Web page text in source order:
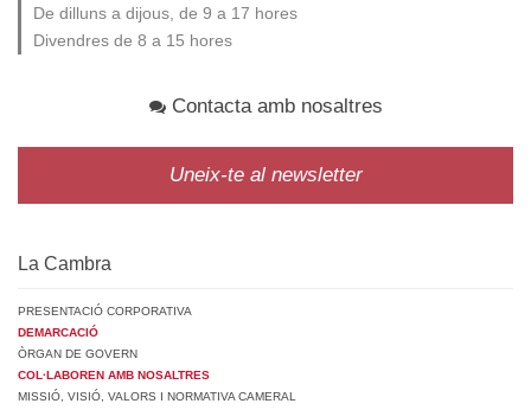
De dilluns a dijous, de 9 a 17 hores
Divendres de 8 a 15 hores
Contacta amb nosaltres
Uneix-te al newsletter
La Cambra
PRESENTACIÓ CORPORATIVA
DEMARCACIÓ
ÒRGAN DE GOVERN
COL·LABOREN AMB NOSALTRES
MISSIÓ, VISIÓ, VALORS I NORMATIVA CAMERAL